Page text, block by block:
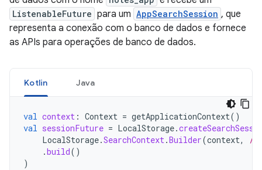
ListenableFuture para um AppSearchSession , que
representa a conexão com o banco de dados e fornece
as APIs para operações de banco de dados.
Kotlin Java
val context : Context = getApplicationContext()
val sessionFuture = LocalStorage.
LocalStorage.SearchContext.Builder(context,
/
.build()
)